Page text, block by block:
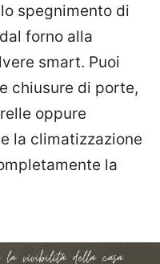
spegnimento di
forno alla
smart. Puoi
chiusure di porte,
oppure
la climatizzazione
la